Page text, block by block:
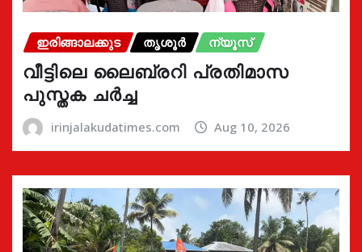
ഇരിങ്ങാലക്കുട തൃശൂർ ന്യൂസ്
വീട്ടിലെ ലൈബ്രറി പ്രതിമാസ
പുസ്തക ചർച്ച
irinjalakudatimes.com Aug 10, 2026